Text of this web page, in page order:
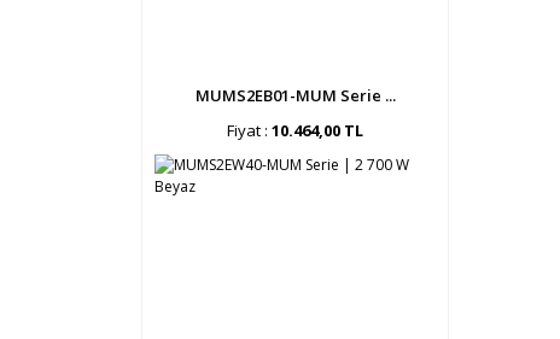
MUMS2EB01-MUM Serie ...
Fiyat : 10.464,00 TL